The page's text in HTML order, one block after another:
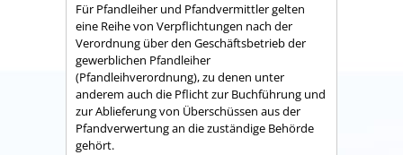
Für Pfandleiher und Pfandvermittler gelten
eine Reihe von Verpflichtungen nach der
Verordnung über den Geschäftsbetrieb der
gewerblichen Pfandleiher
(Pfandleihverordnung), zu denen unter
anderem auch die Pflicht zur Buchführung und
zur Ablieferung von Überschüssen aus der
Pfandverwertung an die zuständige Behörde
gehört.